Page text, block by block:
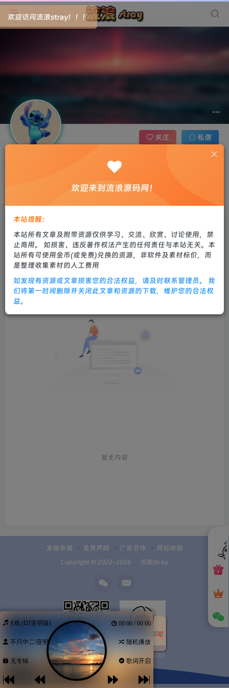
即便是再微小不过的事情，你也要用心去做。这就是成功的秘密
关注 私信
发布 0 排序
暂无内容
友链申请 免责声明 广告合作 网站地图
Copyright © 2022-2026 ・ 流浪Stray
扫码加微信 Q群100949232
欢迎来到流浪源码网！
本站提醒：
本站所有文章及附带资源仅供学习、交流、欣赏、讨论使用，禁
止商用。 如损害、违反著作权法产生的任何责任与本站无关。本
站所有可使用金币(或免费)兑换的资源，非软件及素材标价，而
是整理收集素材的人工费用
如发现有资源或文章损害您的合法权益，请及时联系管理员。 我
们将第一时间删除并关闭此文章和资源的下载，维护您的合法权
益。
牵丝戏 (DJ亚明版) 00:00 / 00:00
不只中二/亚明 随机播放
无专辑 歌词开启
欢迎访问流浪stray！！！